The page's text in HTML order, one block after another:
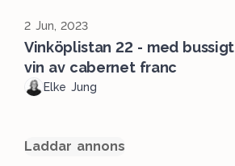
2 Jun, 2023
Vinköplistan 22 - med bussigt
vin av cabernet franc
Elke Jung
Laddar annons